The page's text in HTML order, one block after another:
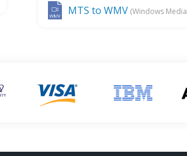
MTS to WMV (Windows